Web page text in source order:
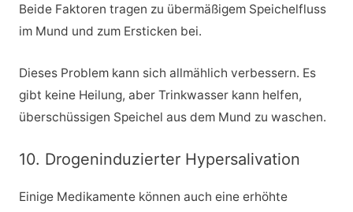
Beide Faktoren tragen zu übermäßigem Speichelfluss
im Mund und zum Ersticken bei.
Dieses Problem kann sich allmählich verbessern. Es
gibt keine Heilung, aber Trinkwasser kann helfen,
überschüssigen Speichel aus dem Mund zu waschen.
10. Drogeninduzierter Hypersalivation
Einige Medikamente können auch eine erhöhte